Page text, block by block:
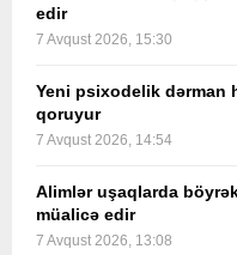
edir
7 Avqust 2026, 15:30
Yeni psixodelik dərman
qoruyur
7 Avqust 2026, 14:54
Alimlər uşaqlarda
müalicə edir
7 Avqust 2026, 13:08